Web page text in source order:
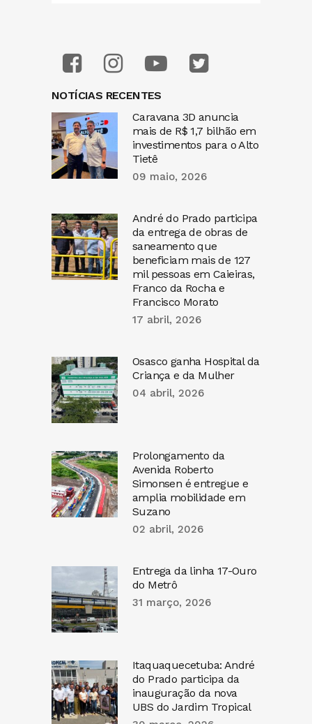
NOTÍCIAS RECENTES
Caravana 3D anuncia
mais de R$ 1,7 bilhão em
investimentos para o Alto
Tietê
09 maio, 2026
André do Prado participa
da entrega de obras de
saneamento que
beneficiam mais de 127
mil pessoas em Caieiras,
Franco da Rocha e
Francisco Morato
17 abril, 2026
Osasco ganha Hospital da
Criança e da Mulher
04 abril, 2026
Prolongamento da
Avenida Roberto
Simonsen é entregue e
amplia mobilidade em
Suzano
02 abril, 2026
Entrega da linha 17-Ouro
do Metrô
31 março, 2026
Itaquaquecetuba: André
do Prado participa da
inauguração da nova
UBS do Jardim Tropical